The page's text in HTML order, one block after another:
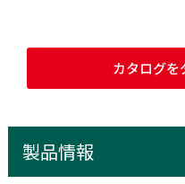
カタログを
製品情報